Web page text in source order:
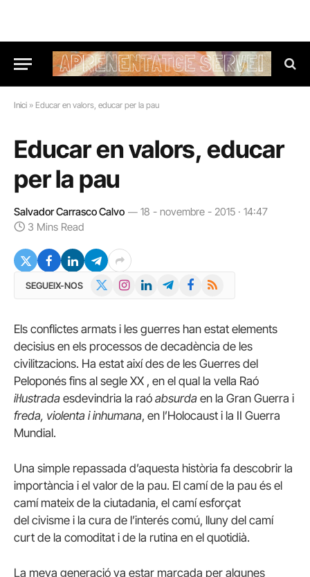
Inici » Educar en valors, educar per la pau
Educar en valors, educar
per la pau
Salvador Carrasco Calvo
18 - novembre - 2015 · 14:47
3 Mins Read
SEGUEIX-NOS InstagramLinkedInTelegramFacebook
RSS
Els conflictes armats i les guerres han estat elements
decisius en els processos de decadència de les
civilitzacions. Ha estat així des de les Guerres del
Peloponés fins al segle XX , en el qual la vella Raó
il·lustrada esdevindria la raó absurda en la Gran Guerra i
freda, violenta i inhumana, en l’Holocaust i la II Guerra
Mundial.
Una simple repassada d’aquesta història fa descobrir la
importància i el valor de la pau. El camí de la pau és el
camí mateix de la ciutadania, el camí esforçat
del civisme i la cura de l’interés comú, lluny del camí
curt de la comoditat i de la rutina en el quotidià.
La meva generació va estar marcada per algunes